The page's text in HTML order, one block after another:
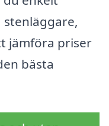
jämföra priser
bästa